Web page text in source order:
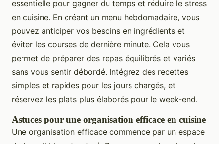
essentielle pour gagner du temps et réduire le stress
en cuisine. En créant un menu hebdomadaire, vous
pouvez anticiper vos besoins en ingrédients et
éviter les courses de dernière minute. Cela vous
permet de préparer des repas équilibrés et variés
sans vous sentir débordé. Intégrez des recettes
simples et rapides pour les jours chargés, et
réservez les plats plus élaborés pour le week-end.
Astuces pour une organisation efficace en cuisine
Une organisation efficace commence par un espace